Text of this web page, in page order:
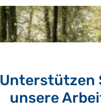
Unterstützen
unsere